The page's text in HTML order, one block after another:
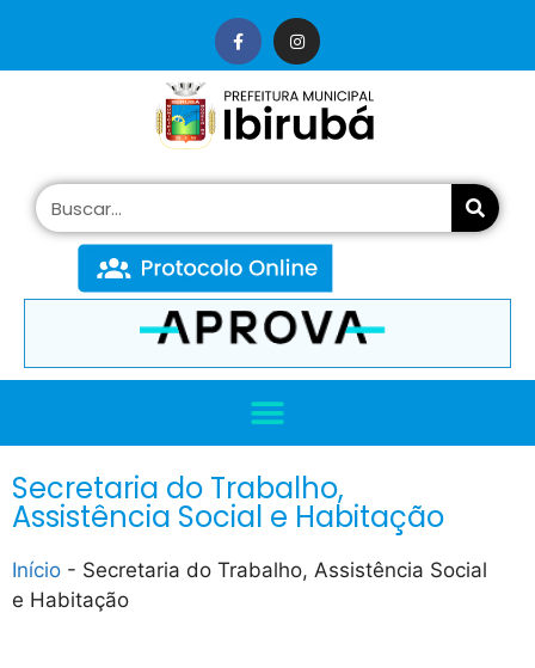
Secretaria do Trabalho,
Assistência Social e Habitação
Início - Secretaria do Trabalho, Assistência Social
e Habitação